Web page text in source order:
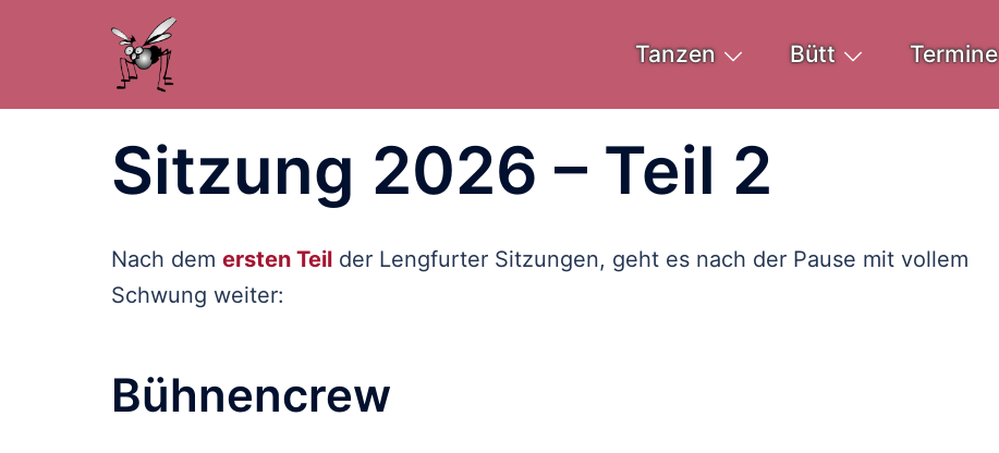
Tanzen Bütt Termine
Sitzung 2026 – Teil 2
Nach dem ersten Teil der Lengfurter Sitzungen, geht es nach der Pause mit vollem
Schwung weiter:
Bühnencrew